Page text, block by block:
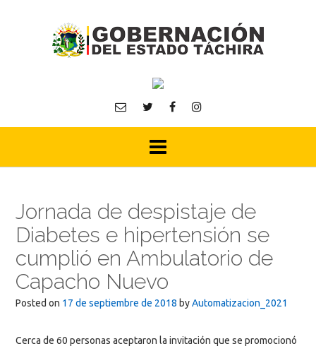
Jornada de despistaje de
Diabetes e hipertensión se
cumplió en Ambulatorio de
Capacho Nuevo
Posted on 17 de septiembre de 2018 byAutomatizacion_2021
Cerca de 60 personas aceptaron la invitación que se promocionó